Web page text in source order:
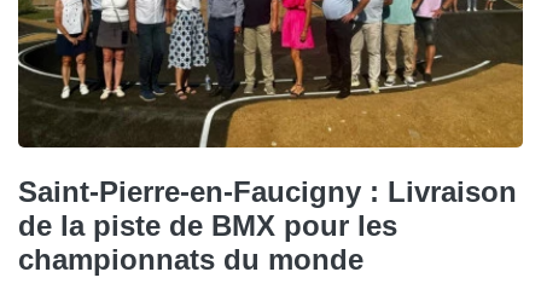
Saint-Pierre-en-Faucigny : Livraison
de la piste de BMX pour les
championnats du monde